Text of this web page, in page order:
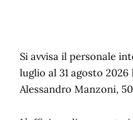
Si avvisa il personale
luglio al 31 agosto
Alessandro Manzoni,